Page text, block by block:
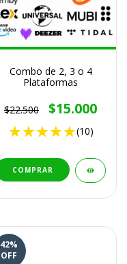
Combo de 2, 3 o 4
Plataformas
$22.500 $15.000
(10)
COMPRAR
42%
OFF